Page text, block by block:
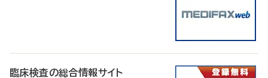
臨床検査の総合情報サイト